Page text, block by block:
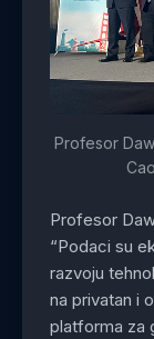
Profesor
Profesor
“Podaci su
razvoju
na privatan i
platforma za